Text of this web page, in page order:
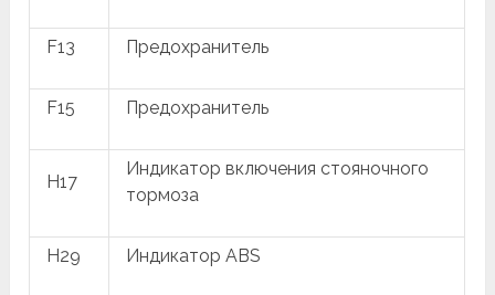
F13 Предохранитель
F15 Предохранитель
H17
Индикатор включения стояночного
тормоза
H29 Индикатор ABS